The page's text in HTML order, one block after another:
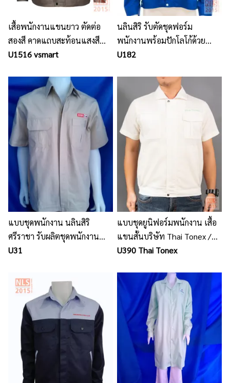
เสื้อพนักงานแขนยาว ตัดต่อ
สองสี คาดแถบสะท้อนแสงสี
เขียวเทา
U1516 vsmart
นลินสิริ รับตัดชุดฟอร์ม
พนักงานพร้อมปักโลโก้ด้วย
เครื่องจักรอุตสาหกรรม
U182
แบบชุดพนักงาน นลินสิริ
ศรีราชา รับผลิตชุดพนักงาน
ยูนิฟอร์ม เสื้อโปโลพร้อมปัก
U31
แบบชุดยูนิฟอร์มพนักงาน เสื้อ
แขนสั้นบริษัท Thai Tonex /
นลินสิริ รับตัดชุดยูนิฟอร์ม
U390 Thai Tonex